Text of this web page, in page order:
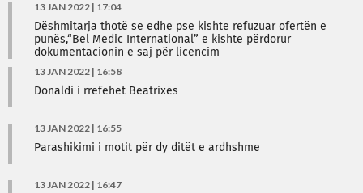
13 JAN 2022 | 17:04
Dëshmitarja thotë se edhe pse kishte refuzuar ofertën e
punës,“Bel Medic International” e kishte përdorur
dokumentacionin e saj për licencim
13 JAN 2022 | 16:58
Donaldi i rrëfehet Beatrixës
13 JAN 2022 | 16:55
Parashikimi i motit për dy ditët e ardhshme
13 JAN 2022 | 16:47